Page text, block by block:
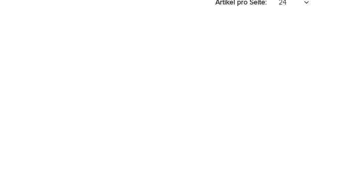
Artikel pro Seite: